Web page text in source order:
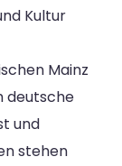
Kultur
Mainz
deutsche
und
stehen